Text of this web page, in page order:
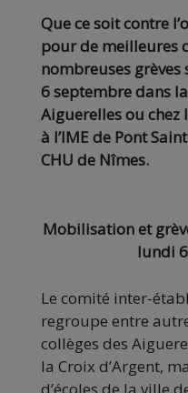
Que ce soit contre
pour de meilleures
nombreuses grèves
6 septembre dans
Aiguerelles ou chez
à l’IME de Pont
CHU de Nîmes.
Mobilisation et
lundi
Le comité inter-
regroupe entre
collèges des
la Croix d’Argent,